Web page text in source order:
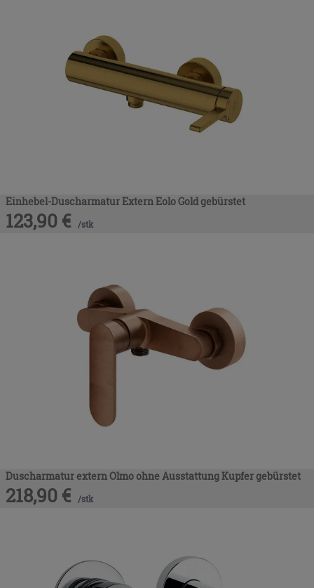
Einhebel-Duscharmatur Extern Eolo Gold gebürstet
123,90 € /stk
Duscharmatur extern Olmo ohne Ausstattung Kupfer gebürstet
218,90 € /stk